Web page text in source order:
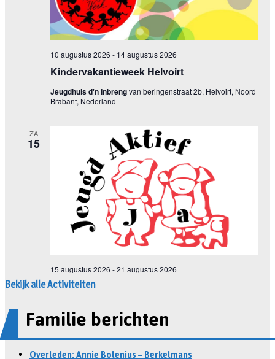
Bekijk alle Activiteiten
Familie berichten
Overleden: Annie Bolenius – Berkelmans